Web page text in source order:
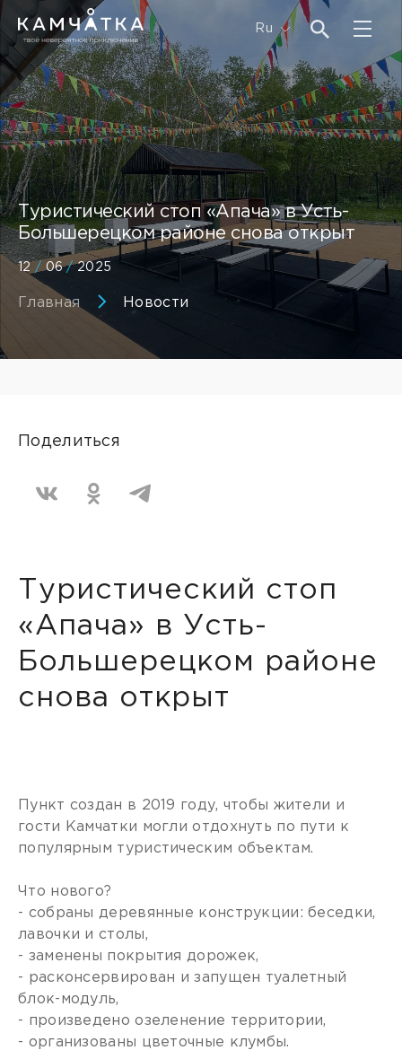
Ru
Туристический стоп «Апача» в Усть-
Большерецком районе снова открыт
12 / 06/2025
Главная Новости
Поделиться
Туристический стоп
«Апача» в Усть-
Большерецком районе
снова открыт
Пункт создан в 2019 году, чтобы жители и
гости Камчатки могли отдохнуть по пути к
популярным туристическим объектам.
Что нового?
- собраны деревянные конструкции: беседки,
лавочки и столы,
- заменены покрытия дорожек,
- расконсервирован и запущен туалетный
блок-модуль,
- произведено озеленение территории,
- организованы цветочные клумбы.